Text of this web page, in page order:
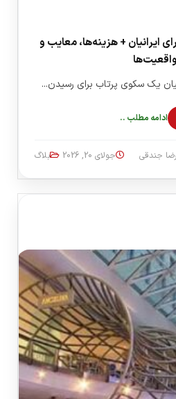
ایرانیان + هزینه‌ها، معایب و
واقعیت‌ها
یک سکوی پرتاب برای رسیدن...
ادامه مطلب ..
جندقی جولای 20, 2026 بلاگ